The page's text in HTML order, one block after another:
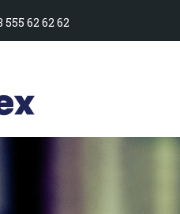
555 62 62 62